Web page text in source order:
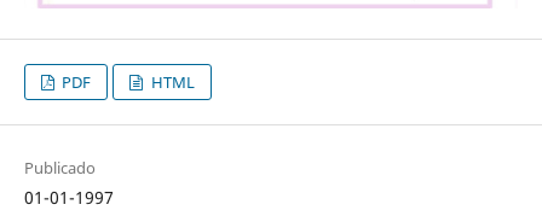
PDF HTML
Publicado
01-01-1997